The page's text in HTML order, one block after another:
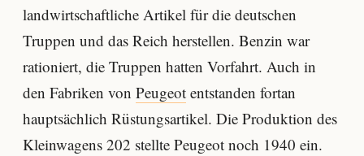
landwirtschaftliche Artikel für die deutschen
Truppen und das Reich herstellen. Benzin war
rationiert, die Truppen hatten Vorfahrt. Auch in
den Fabriken von Peugeot entstanden fortan
hauptsächlich Rüstungsartikel. Die Produktion des
Kleinwagens 202 stellte Peugeot noch 1940 ein.